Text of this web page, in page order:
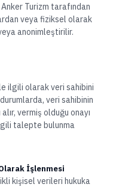
Turizm tarafından
veya fiziksel olarak
anonimleştirilir.
ilgili olarak veri sahibini
veri sahibinin
vermiş olduğu onayı
talepte bulunma
İşlenmesi
kişisel verileri hukuka